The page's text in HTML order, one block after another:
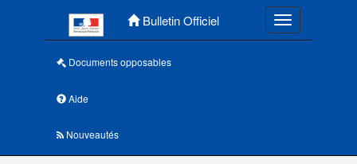
Bulletin Officiel Toggle
Documents opposables
Aide
Nouveautés